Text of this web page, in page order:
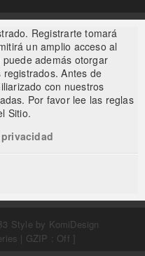
Registrarte tomará
un amplio acceso al
además otorgar
Antes de
con nuestros
Por favor lee las reglas
Sitio.
Style by KomiDesign
| GZIP : Off ]